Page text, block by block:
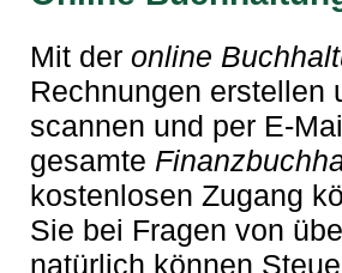
Mit der online
Rechnungen erstellen
scannen und per E-
gesamte
kostenlosen Zugang
Sie bei Fragen von
natürlich können